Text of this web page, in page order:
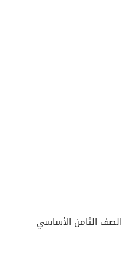
الصف الثامن الأساسي